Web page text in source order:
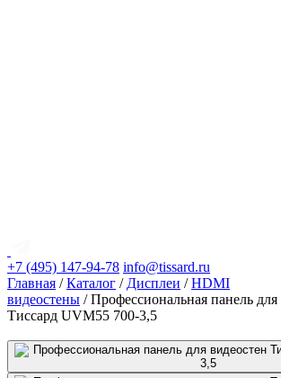
+7 (495) 147-94-78 info@tissard.ru
Главная /Каталог / Дисплеи /HDMI
видеостены / Профессиональная панель для
Тиссард UVM55 700-3,5